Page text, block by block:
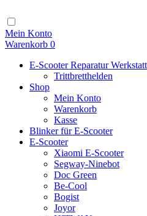
Inhalt
Mein Konto
Warenkorb 0
E-Scooter Reparatur Werkstatt
Trittbretthelden
Shop
Mein Konto
Warenkorb
Kasse
Blinker für E-Scooter
E-Scooter
Xiaomi E-Scooter
Segway-Ninebot
Doc Green
Be-Cool
Bogist
Joyor